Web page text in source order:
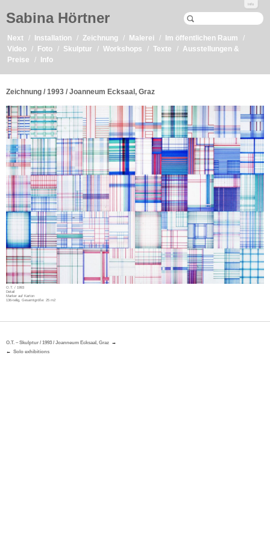
Sabina Hörtner
Info
Next Installation Zeichnung Malerei
Im öffentlichen Raum
Video
Foto Skulptur Workshops Texte
Ausstellungen &
Preise
Info
Zeichnung / 1993 / Joanneum Ecksaal, Graz
O.T. / 1993
Detail
Marker auf Karton
136-teilig, Gesamtgröße: 25 m2
O.T. – Skulptur / 1993 / Joanneum Ecksaal, Graz
Solo exhibitions